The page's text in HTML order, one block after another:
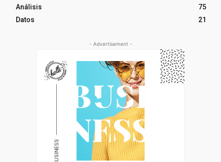
Análisis
75
Datos
21
- Advertisement -